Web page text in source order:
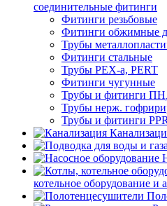
соединительные фитинги
Фитинги резьбовые
Фитинги обжимные
Трубы
Фитинги стальные
Трубы PEX-a, PERT
Фитинги чугунные
Трубы и фитинги
Трубы нерж.
Трубы и фитинги PPR
котельное оборудование и